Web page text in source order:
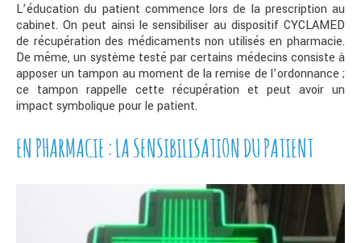
L’éducation du patient commence lors de la prescription au
cabinet. On peut ainsi le sensibiliser au dispositif CYCLAMED
de récupération des médicaments non utilisés en pharmacie.
De même, un système testé par certains médecins consiste à
apposer un tampon au moment de la remise de l’ordonnance ;
ce tampon rappelle cette récupération et peut avoir un
impact symbolique pour le patient.
EN PHARMACIE : LA SENSIBILISATION DU PATIENT